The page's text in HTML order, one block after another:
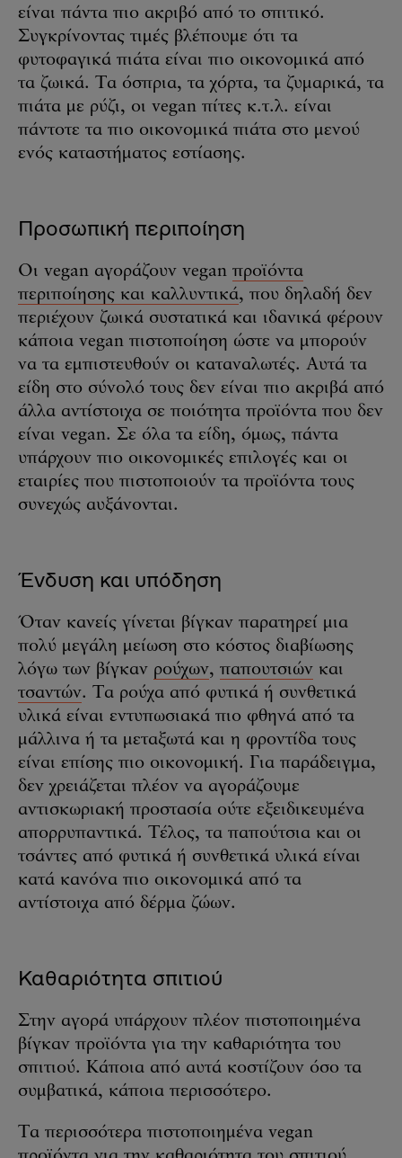
είναι πάντα πιο ακριβό από το σπιτικό.
Συγκρίνοντας τιμές βλέπουμε ότι τα
φυτοφαγικά πιάτα είναι πιο οικονομικά από
τα ζωικά. Τα όσπρια, τα χόρτα, τα ζυμαρικά, τα
πιάτα με ρύζι, οι vegan πίτες κ.τ.λ. είναι
πάντοτε τα πιο οικονομικά πιάτα στο μενού
ενός καταστήματος εστίασης.
Προσωπική περιποίηση
Οι vegan αγοράζουν vegan προϊόντα
περιποίησης και καλλυντικά, που δηλαδή δεν
περιέχουν ζωικά συστατικά και ιδανικά φέρουν
κάποια vegan πιστοποίηση ώστε να μπορούν
να τα εμπιστευθούν οι καταναλωτές. Αυτά τα
είδη στο σύνολό τους δεν είναι πιο ακριβά από
άλλα αντίστοιχα σε ποιότητα προϊόντα που δεν
είναι vegan. Σε όλα τα είδη, όμως, πάντα
υπάρχουν πιο οικονομικές επιλογές και οι
εταιρίες που πιστοποιούν τα προϊόντα τους
συνεχώς αυξάνονται.
Ένδυση και υπόδηση
Όταν κανείς γίνεται βίγκαν παρατηρεί μια
πολύ μεγάλη μείωση στο κόστος διαβίωσης
λόγω των βίγκαν ρούχων, παπουτσιών και
τσαντών. Τα ρούχα από φυτικά ή συνθετικά
υλικά είναι εντυπωσιακά πιο φθηνά από τα
μάλλινα ή τα μεταξωτά και η φροντίδα τους
είναι επίσης πιο οικονομική. Για παράδειγμα,
δεν χρειάζεται πλέον να αγοράζουμε
αντισκωριακή προστασία ούτε εξειδικευμένα
απορρυπαντικά. Τέλος, τα παπούτσια και οι
τσάντες από φυτικά ή συνθετικά υλικά είναι
κατά κανόνα πιο οικονομικά από τα
αντίστοιχα από δέρμα ζώων.
Καθαριότητα σπιτιού
Στην αγορά υπάρχουν πλέον πιστοποιημένα
βίγκαν προϊόντα για την καθαριότητα του
σπιτιού. Κάποια από αυτά κοστίζουν όσο τα
συμβατικά, κάποια περισσότερο.
Τα περισσότερα πιστοποιημένα vegan